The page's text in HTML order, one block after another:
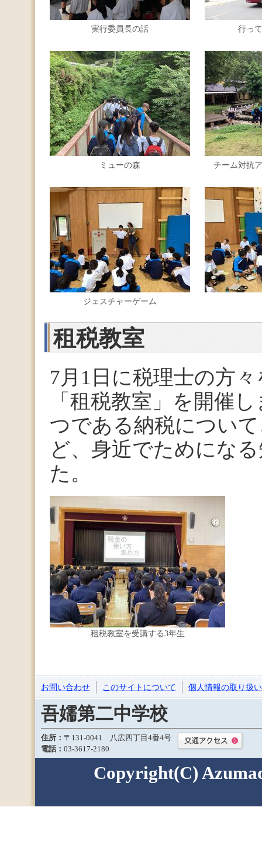
実行委員長の話 行っ
ミューの森 チーム対抗
ジェスチャーゲーム
租税教室
7月1日に税理士の方
「租税教室」を開催
つである納税につい
ど、身近でためにな
た。
租税教室を受講する3年生
お問い合わせ このサイトについて 個人情報の取り扱い
吾嬬第二中学校
住所： 〒131-0041 八広四丁目4番4号
電話： 03-3617-2180
Copyright(C)